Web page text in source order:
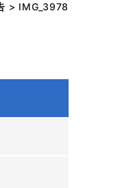
> IMG_3978